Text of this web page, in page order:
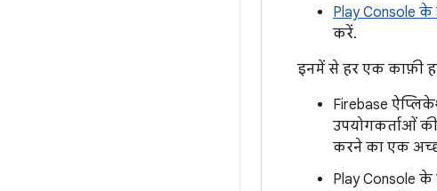
Play Console
करें.
इनमें से हर एक काफ़ी
Firebase
उपयोगकर्ताओं की
करने का एक
Play Console के